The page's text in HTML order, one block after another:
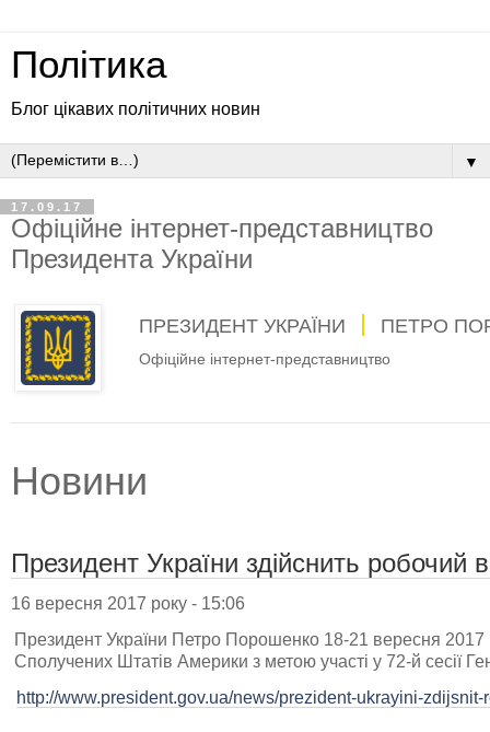
Політика
Блог цікавих політичних новин
▼
17.09.17
Офіційне інтернет-представництво
Президента України
ПРЕЗИДЕНТ УКРАЇНИ ПЕТРО
Офіційне інтернет-представництво
Новини
Президент України здійснить робочий
16 вересня 2017 року - 15:06
Президент України Петро Порошенко 18-21 вересня 2017
Сполучених Штатів Америки з метою участі у 72-й сесії
http://www.president.gov.ua/news/prezident-ukrayini-